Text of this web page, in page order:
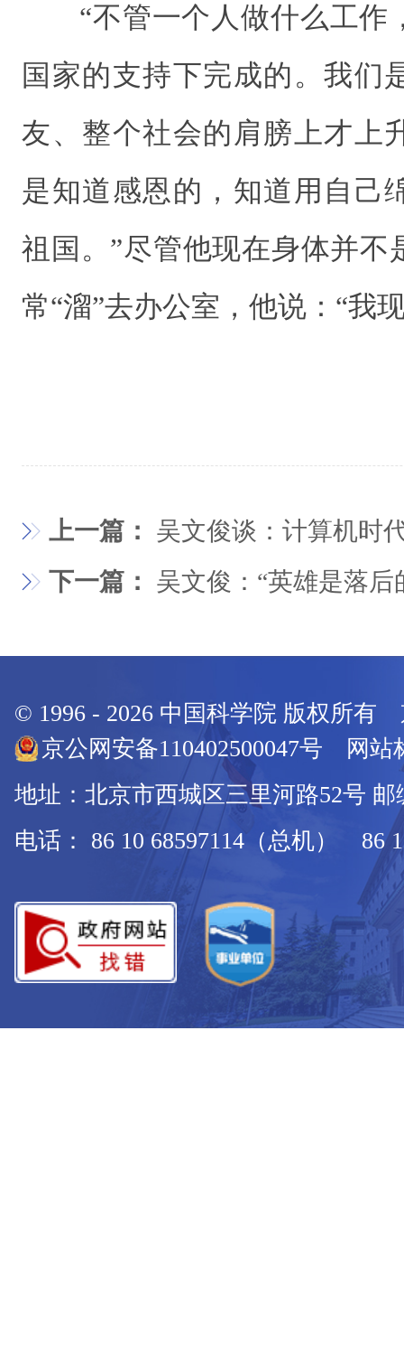
“不管一个人做什么工作
国家的支持下完成的。我们
友、整个社会的肩膀上才上
是知道感恩的，知道用自己
祖国。”尽管他现在身体并不
常“溜”去办公室，他说：“我
上一篇： 吴文俊谈：计算机时
下一篇： 吴文俊：“英雄是落后
© 1996 - 2026 中国科学院 版权所有
京公网安备110402500047号 网站
地址：北京市西城区三里河路52号 邮
电话： 86 10 68597114（总机） 86